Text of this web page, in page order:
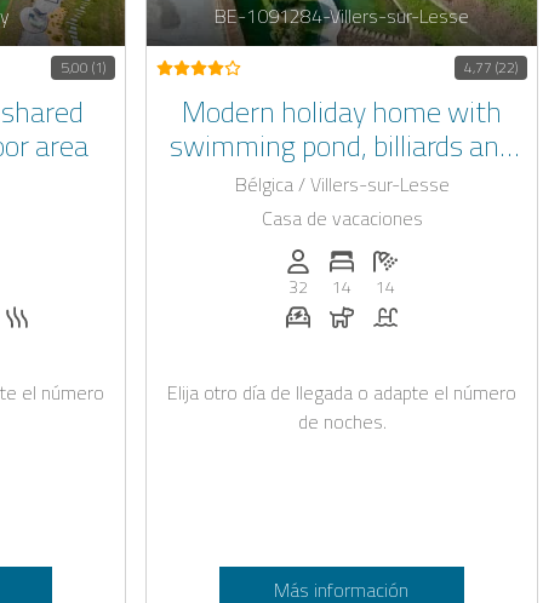
5,00 (1)
area
4habitaciones: 2
de baños: 1
Jacuzzi
el número
BE-1091284-Villers-sur-Lesse
4,77 (22)
Modern holiday home with
swimming pond, billiards and
table football
Bélgica / Villers-sur-Lesse
Casa de vacaciones
Personas (max.): 32
32
Numero de habitaciones: 14
14
Cantidad de baños:
14
Estación de recarga para
Perros permitidos
Piscina
Elija otro día de llegada o adapte el número
de noches.
Más información